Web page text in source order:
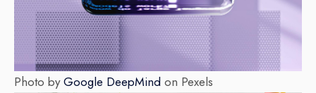
Photo byGoogle DeepMind on Pexels